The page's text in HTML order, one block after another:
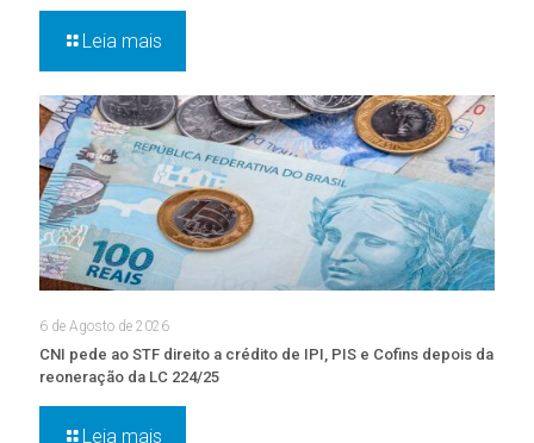
Leia mais
6 de Agosto de 2026
CNI pede ao STF direito a crédito de IPI, PIS e Cofins depois da
reoneração da LC 224/25
Leia mais